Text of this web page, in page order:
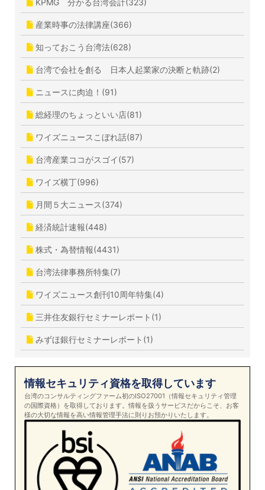
KPMG 分かる台湾会計(323)
産業時事の法律講座(366)
知っておこう台湾法(628)
台湾で会社を創る 日本人起業家の決断と軌跡(2)
ニュースに肉迫！(91)
総経理のちょっといい店(81)
ワイズニュースこぼれ話(87)
台湾産業ココがスゴイ(57)
ワイズ横丁(996)
月間５大ニュース(374)
経済統計速報(448)
株式・為替情報(4431)
台湾法律事務所特集(7)
ワイズニュース創刊10周年特集(4)
三井住友銀行セミナーレポート(1)
みずほ銀行セミナーレポート(1)
情報セキュリティ資格を取得しています
台湾のコンサルティングファーム初のISO27001（情報セキュリティ管理
の国際資格）を取得しております。情報を扱うサービスだからこそ、お客
様の大切な情報を高い情報管理手法に則りお預かりいたします。